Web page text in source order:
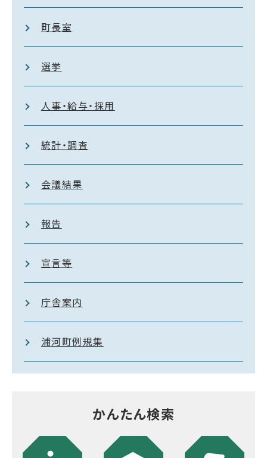
町長室
選挙
人事・給与・採用
統計・調査
会議結果
報告
宣言等
庁舎案内
浦河町例規集
かんたん検索